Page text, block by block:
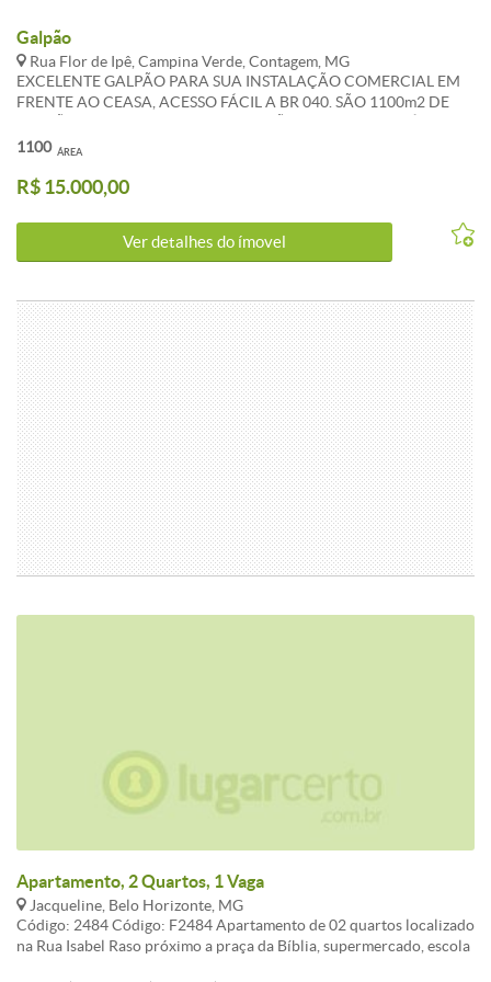
Galpão
Rua Flor de Ipê, Campina Verde, Contagem, MG
EXCELENTE GALPÃO PARA SUA INSTALAÇÃO COMERCIAL EM
FRENTE AO CEASA, ACESSO FÁCIL A BR 040. SÃO 1100m2 DE
DIREITO COM 9m² APROXIMADO, 2 PORTARIAS CADA UMA
PADRÃO TRIFÁSICO E 2 BANHEIROS. METRAGEM
POLIDO (NOVO) REFERÊNCIA: EM FRENTE AO CEASA. VALOR
DO ALUGUEL E ENCARGOS SUJEITOS A ALTERAÇÃO. FAZEMOS
ÁREA
1100
R$ 15.000,00
Ver detalhes do ímovel
Apartamento, 2 Quartos, 1 Vaga
Jacqueline, Belo Horizonte, MG
Código: 2484 Código: F2484 Apartamento de 02 quartos localizado
na Rua Isabel Raso próximo a praça da Bíblia, supermercado, escola